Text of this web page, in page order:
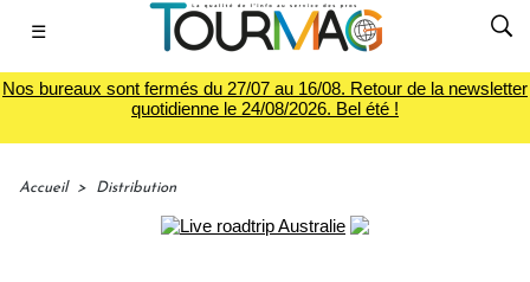
☰
Nos bureaux sont fermés du 27/07 au 16/08. Retour de la newsletter
quotidienne le 24/08/2026. Bel été !
Accueil > Distribution